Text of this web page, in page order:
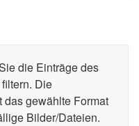
die Einträge des
Die
gewählte Format
Bilder/Dateien.